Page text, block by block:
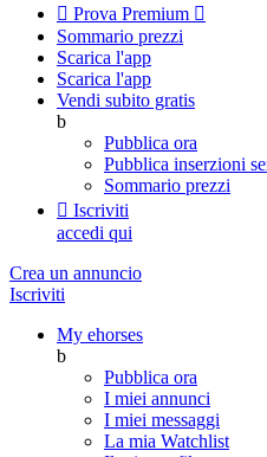
 Prova Premium 
Sommario prezzi
Scarica l'app
Scarica l'app
Vendi subito gratis
b
Pubblica ora
Pubblica inserzioni
Sommario prezzi
 Iscriviti
accedi qui
Crea un annuncio
Iscriviti
My ehorses
b
Pubblica ora
I miei annunci
I miei messaggi
La mia Watchlist